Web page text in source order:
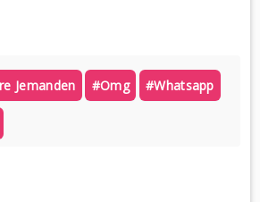
Jemanden #omg #whatsapp